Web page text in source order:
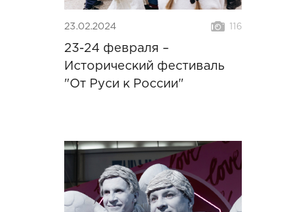
23.02.2024 116
23-24 февраля –
Исторический фестиваль
"От Руси к России"